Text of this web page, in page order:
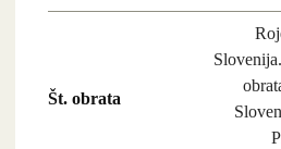
Št. obrata